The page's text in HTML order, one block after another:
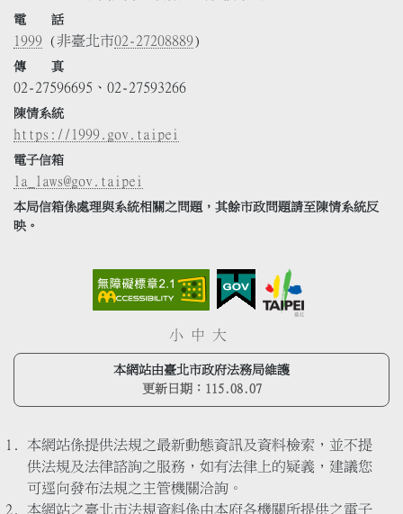
電 話
1999 (非臺北市02-27208889)
傳 真
02-27596695、02-27593266
陳情系統
https://1999.gov.taipei
電子信箱
la_laws@gov.taipei
本局信箱係處理與系統相關之問題，其餘市政問題請至陳情系統反
映。
小 中 大
本網站由臺北市政府法務局維護
更新日期： 115.08.07
本網站係提供法規之最新動態資訊及資料檢索，並不提
供法規及法律諮詢之服務，如有法律上的疑義，建議您
可逕向發布法規之主管機關洽詢。
本網站之臺北市法規資料係由本府各機關所提供之電子